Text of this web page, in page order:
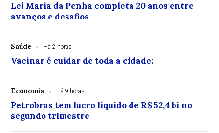
Lei Maria da Penha completa 20 anos entre
avanços e desafios
Saúde Há 2 horas
Vacinar é cuidar de toda a cidade:
Economia Há 9 horas
Petrobras tem lucro líquido de R$ 52,4 bi no
segundo trimestre